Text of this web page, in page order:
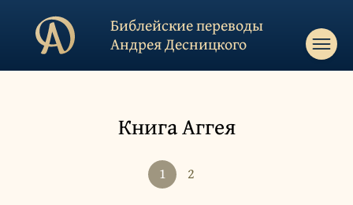
Библейские переводы
Андрея Десницкого
Книга Аггея
1 2